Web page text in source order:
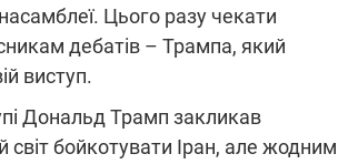
Цього разу чекати
дебатів – Трампа, який
виступ.
Дональд Трамп закликав
бойкотувати Іран, але жодним